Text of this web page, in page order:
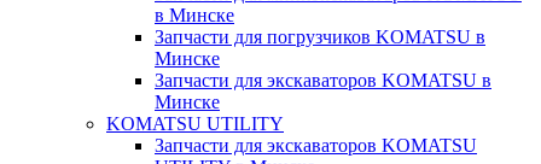
в Минске
Запчасти для погрузчиков KOMATSU в
Минске
Запчасти для экскаваторов KOMATSU в
Минске
KOMATSU UTILITY
Запчасти для экскаваторов KOMATSU